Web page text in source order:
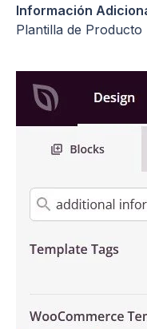
Información
Plantilla de Producto